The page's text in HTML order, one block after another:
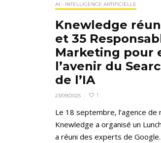
AI - INTELLIGENCE ARTIFICIELLE
Knewledge
et 35
Marketing pour
l’avenir du
de l’IA
23/09/2025 · 1
Le 18 septembre, l’agence de
Knewledge a organisé un
a réuni des experts de